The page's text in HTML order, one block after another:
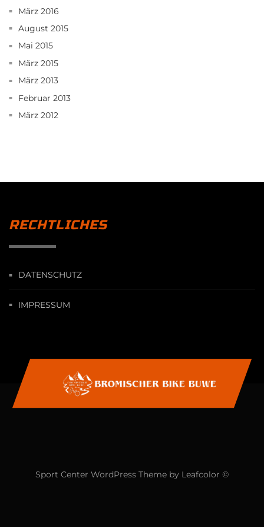
März 2016
August 2015
Mai 2015
März 2015
März 2013
Februar 2013
März 2012
RECHTLICHES
DATENSCHUTZ
IMPRESSUM
Sport Center WordPress Theme by Leafcolor ©